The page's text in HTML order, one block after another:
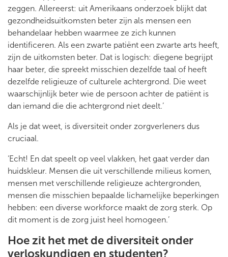
zeggen. Allereerst: uit Amerikaans onderzoek blijkt dat
gezondheidsuitkomsten beter zijn als mensen een
behandelaar hebben waarmee ze zich kunnen
identificeren. Als een zwarte patiënt een zwarte arts heeft,
zijn de uitkomsten beter. Dat is logisch: diegene begrijpt
haar beter, die spreekt misschien dezelfde taal of heeft
dezelfde religieuze of culturele achtergrond. Die weet
waarschijnlijk beter wie de persoon achter de patiënt is
dan iemand die die achtergrond niet deelt.’
Als je dat weet, is diversiteit onder zorgverleners dus
cruciaal.
‘Echt! En dat speelt op veel vlakken, het gaat verder dan
huidskleur. Mensen die uit verschillende milieus komen,
mensen met verschillende religieuze achtergronden,
mensen die misschien bepaalde lichamelijke beperkingen
hebben: een diverse workforce maakt de zorg sterk. Op
dit moment is de zorg juist heel homogeen.’
Hoe zit het met de diversiteit onder
verloskundigen en studenten?